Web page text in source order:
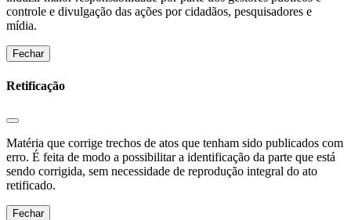
controle e divulgação das ações por cidadãos, pesquisadores e
mídia.
Fechar
Retificação
Matéria que corrige trechos de atos que tenham sido publicados com
erro. É feita de modo a possibilitar a identificação da parte que está
sendo corrigida, sem necessidade de reprodução integral do ato
retificado.
Fechar